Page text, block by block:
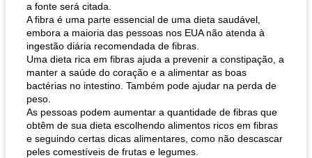
a fonte será citada.
A fibra é uma parte essencial de uma dieta saudável,
embora a maioria das pessoas nos EUA não atenda à
ingestão diária recomendada de fibras.
Uma dieta rica em fibras ajuda a prevenir a constipação, a
manter a saúde do coração e a alimentar as boas
bactérias no intestino. Também pode ajudar na perda de
peso.
As pessoas podem aumentar a quantidade de fibras que
obtêm de sua dieta escolhendo alimentos ricos em fibras
e seguindo certas dicas alimentares, como não descascar
peles comestíveis de frutas e legumes.